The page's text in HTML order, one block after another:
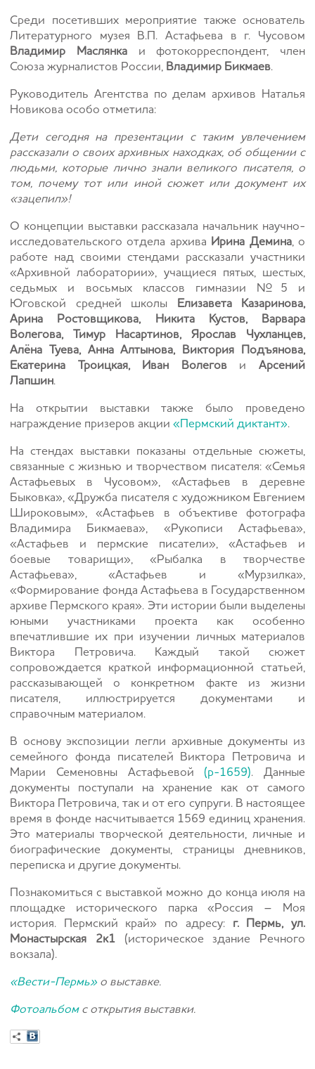
Среди посетивших мероприятие также основатель
Литературного музея В.П. Астафьева в г. Чусовом
Владимир Маслянкаи фотокорреспондент, член
Союза журналистов России, Владимир Бикмаев.
Руководитель Агентства по делам архивов Наталья
Новикова особо отметила:
Дети сегодня на презентации с таким увлечением
рассказали о своих архивных находках, об общении с
людьми, которые лично знали великого писателя, о
том, почему тот или иной сюжет или документ их
«зацепил»!
О концепции выставки рассказала начальник научно-
исследовательского отдела архива Ирина Демина, о
работе над своими стендами рассказали участники
«Архивной лаборатории», учащиеся пятых, шестых,
седьмых и восьмых классов гимназии №5 и
Юговской средней школы
Елизавета Казаринова,
Арина Ростовщикова, Никита Кустов, Варвара
Волегова, Тимур Насартинов, Ярослав Чухланцев,
Алёна Туева, Анна Алтынова, Виктория Подъянова,
Екатерина Троицкая, Иван Волегов и Арсений
Лапшин.
На открытии выставки также было проведено
награждение призеров акции «Пермский диктант».
На стендах выставки показаны отдельные сюжеты,
связанные с жизнью и творчеством писателя: «Семья
Астафьевых в Чусовом», «Астафьев в деревне
Быковка», «Дружба писателя с художником Евгением
Широковым», «Астафьев в объективе фотографа
Владимира Бикмаева», «Рукописи Астафьева»,
«Астафьев и пермские писатели», «Астафьев и
боевые товарищи», «Рыбалка в творчестве
Астафьева», «Астафьев и «Мурзилка»,
«Формирование фонда Астафьева в Государственном
архиве Пермского края». Эти истории были выделены
юными участниками проекта как особенно
впечатлившие их при изучении личных материалов
Виктора Петровича. Каждый такой сюжет
сопровождается краткой информационной статьей,
рассказывающей о конкретном факте из жизни
писателя, иллюстрируется документами и
справочным материалом.
В основу экспозиции легли архивные документы из
семейного фонда писателей Виктора Петровича и
Марии Семеновны Астафьевой (р-1659). Данные
документы поступали на хранение как от самого
Виктора Петровича, так и от его супруги. В настоящее
время в фонде насчитывается 1569 единиц хранения.
Это материалы творческой деятельности, личные и
биографические документы, страницы дневников,
переписка и другие документы.
Познакомиться с выставкой можно до конца июля на
площадке исторического парка «Россия – Моя
история. Пермский край» по адресу: г. Пермь, ул.
Монастырская 2к1(историческое здание Речного
вокзала).
«Вести-Пермь» о выставке.
Фотоальбомс открытия выставки.